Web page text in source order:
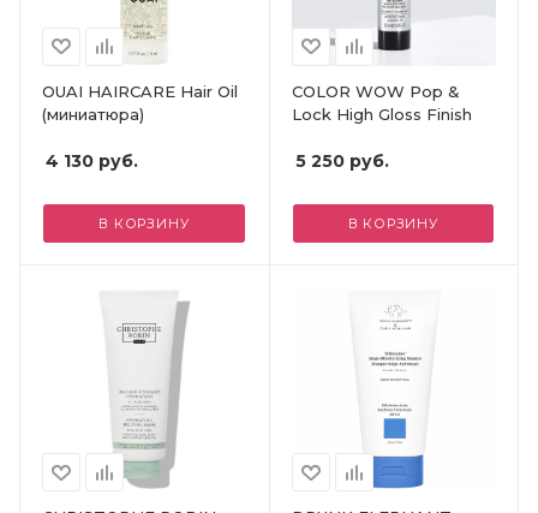
OUAI HAIRCARE Hair Oil
(миниатюра)
4 130 руб.
В КОРЗИНУ
COLOR WOW Pop &
Lock High Gloss Finish
5 250руб.
В КОРЗИНУ